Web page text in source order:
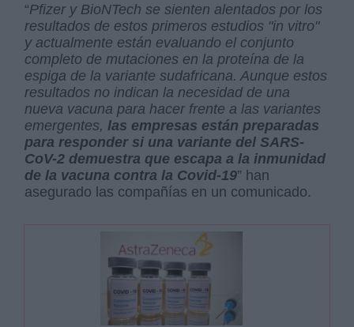
“Pfizer y BioNTech se sienten alentados por los
resultados de estos primeros estudios "in vitro"
y actualmente están evaluando el conjunto
completo de mutaciones en la proteína de la
espiga de la variante sudafricana. Aunque estos
resultados no indican la necesidad de una
nueva vacuna para hacer frente a las variantes
emergentes, las empresas están preparadas
para responder si una variante del SARS-
CoV-2 demuestra que escapa a la inmunidad
de la vacuna contra la Covid-19” han
asegurado las compañías en un comunicado.